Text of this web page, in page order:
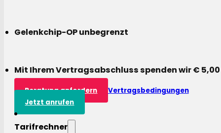
Gelenkchip-OP unbegrenzt
Mit Ihrem Vertragsabschluss spenden wir €
Beratung anfordern
Vertragsbedingungen
Jetzt anrufen
Tarifrechner